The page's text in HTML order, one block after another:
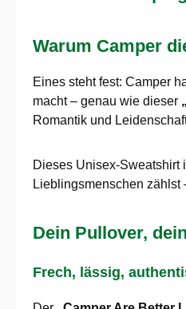
Warum Camper
Eines steht fest: Camper
macht – genau wie dieser
Romantik und
Dieses Unisex-Sweatshirt
Lieblingsmenschen zählst
Dein Pullover,
Frech, lässig,